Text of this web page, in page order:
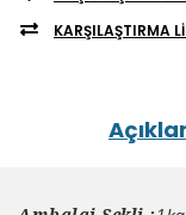
KARŞILAŞTIRMA